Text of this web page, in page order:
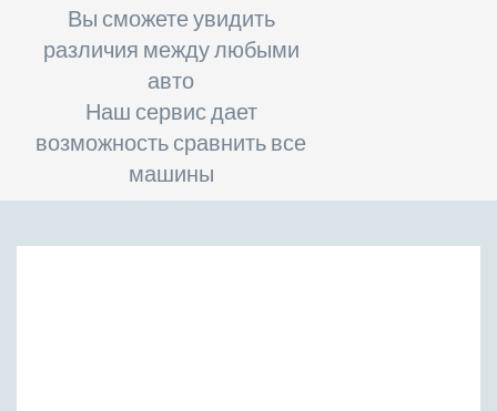
Вы сможете увидить
различия между любыми
авто
Наш сервис дает
возможность сравнить все
машины